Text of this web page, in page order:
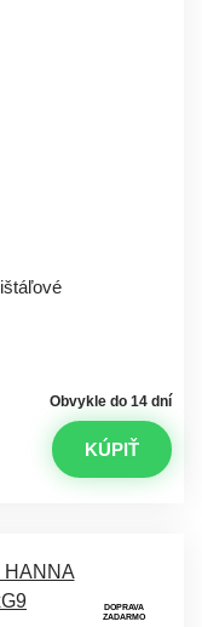
Obvykle do 14 dní
KÚPIŤ
DOPRAVA
ZADARMO